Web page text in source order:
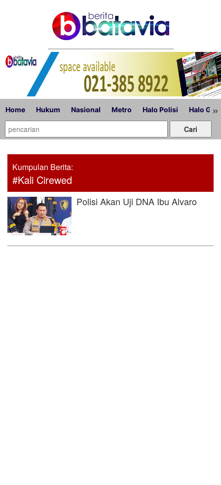
Home Hukum Nasional Metro Halo Polisi Halo »
Kumpulan Berita:
#Kali Cirewed
Polisi Akan Uji DNA Ibu Alvaro